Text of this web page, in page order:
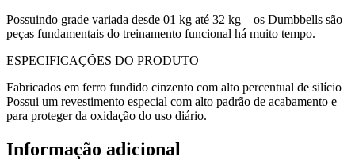
Possuindo grade variada desde 01 kg até 32 kg – os Dumbbells são
peças fundamentais do treinamento funcional há muito tempo.
ESPECIFICAÇÕES DO PRODUTO
Fabricados em ferro fundido cinzento com alto percentual de silício
Possui um revestimento especial com alto padrão de acabamento e
para proteger da oxidação do uso diário.
Informação adicional